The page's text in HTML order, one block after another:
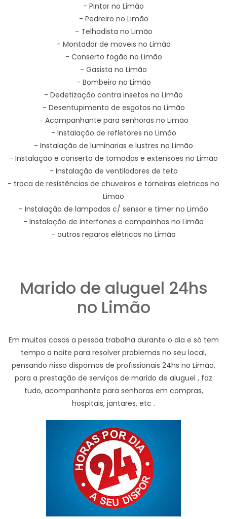
- Pintor no Limão
- Pedreiro no Limão
- Telhadista no Limão
- Montador de moveis no Limão
- Conserto fogão no Limão
- Gasista no Limão
- Bombeiro no Limão
- Dedetização contra insetos no Limão
- Desentupimento de esgotos no Limão
- Acompanhante para senhoras no Limão
- Instalação de refletores no Limão
- Instalação de luminarias e lustres no Limão
- Instalação e conserto de tomadas e extensões no Limão
- Instalação de ventiladores de teto
- troca de resistências de chuveiros e torneiras eletricas no
Limão
- Instalação de lampadas c/ sensor e timer no Limão
- Instalação de interfones e campainhas no Limão
- outros reparos elétricos no Limão
Marido de aluguel 24hs
no Limão
Em muitos casos a pessoa trabalha durante o dia e só tem
tempo a noite para resolver problemas no seu local,
pensando nisso dispomos de profissionais 24hs no Limão,
para a prestação de serviços de marido de aluguel , faz
tudo, acompanhante para senhoras em compras,
hospitais, jantares, etc .